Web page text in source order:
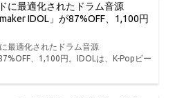
に最適化されたドラム音源
IDOL」が87%OFF、1,100円
最適化されたドラム音源
、1,100円。IDOLは、K-Popビー